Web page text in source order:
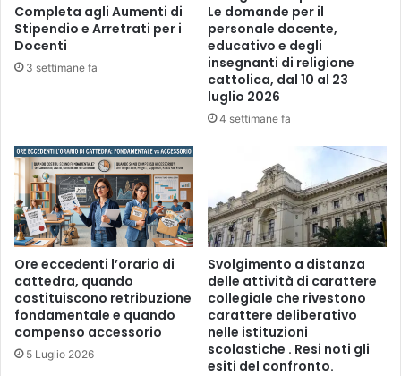
d
i
r
i
i
o
Completa agli Aumenti di
Stipendio e Arretrati per i
Docenti
3 settimane fa
Le domande per il
personale docente,
educativo e degli
insegnanti di religione
cattolica, dal 10 al 23
luglio 2026
4 settimane fa
Ore eccedenti l’orario di
cattedra, quando
costituiscono retribuzione
fondamentale e quando
compenso accessorio
5 Luglio 2026
Svolgimento a distanza
delle attività di carattere
collegiale che rivestono
carattere deliberativo
nelle istituzioni
scolastiche . Resi noti gli
esiti del confronto.